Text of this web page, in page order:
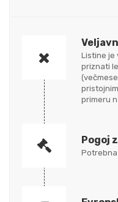
Listine je
priznati
primeru
Pogoj